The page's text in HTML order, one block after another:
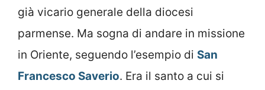
già vicario generale della diocesi
parmense. Ma sogna di andare in missione
in Oriente, seguendo l’esempio di San
Francesco Saverio. Era il santo a cui si